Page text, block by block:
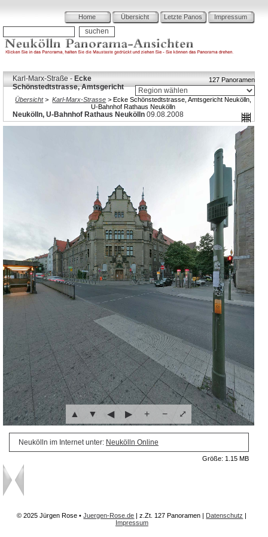
Impressum
Letzte Panos
Übersicht
Home
127 Panoramen
Übersicht> Karl-Marx-Strasse >Ecke Schönstedtstrasse, Amtsgericht Neukölln,
U-Bahnhof Rathaus Neukölln
Karl-Marx-Straße - Ecke
Schönstedtstrasse, Amtsgericht
Neukölln, U-Bahnhof Rathaus Neukölln 09.08.2008
▲ ▼ ◀ ▶ + − ⤢
Neukölln im Internet unter: Neukölln Online
Größe: 1.15 MB
© 2025 Jürgen Rose •Juergen-Rose.de | z.Zt. 127 Panoramen | Datenschutz |
Impressum